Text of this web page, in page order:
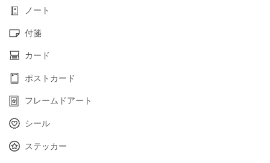
ノート
付箋
カード
ポストカード
フレームドアート
シール
ステッカー